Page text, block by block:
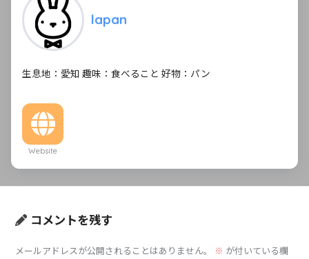
lapan
生息地：愛知 趣味：食べること 好物：パン
Website
コメントを残す
メールアドレスが公開されることはありません。 ※ が付いている欄